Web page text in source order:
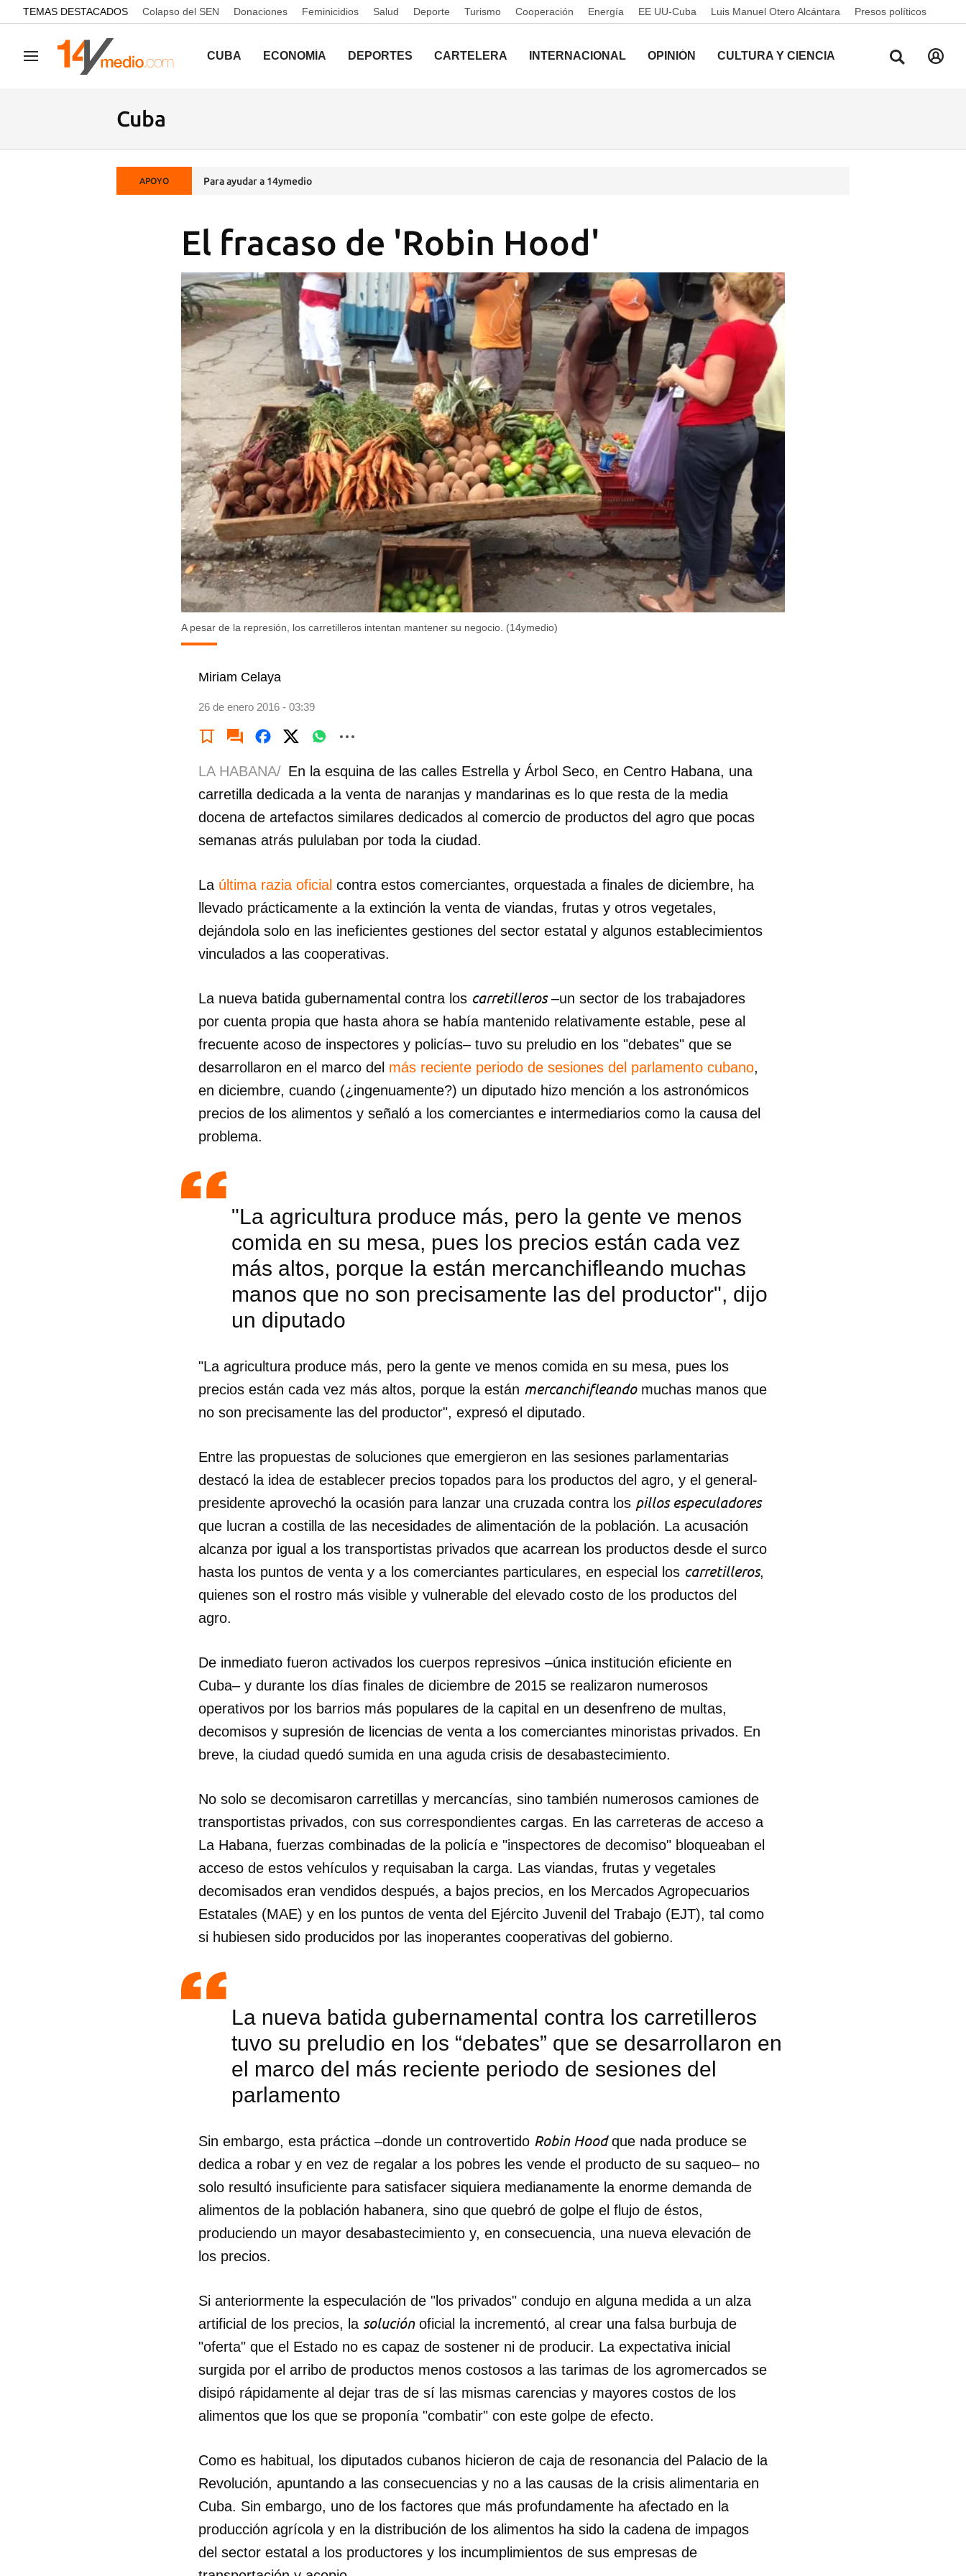
common.go-to-content
TEMAS DESTACADOS Colapso del SEN Donaciones Feminicidios Salud Deporte Turismo Cooperación Energía EE UU-Cuba Luis Manuel Otero Alcántara Presos políticos
Navegación CUBA ECONOMÍA DEPORTES CARTELERA INTERNACIONAL OPINIÓN CULTURA Y CIENCIA
Cuba
APOYO Para ayudar a 14ymedio
El fracaso de 'Robin Hood'
A pesar de la represión, los carretilleros intentan mantener su negocio. (14ymedio)
Miriam Celaya
26 de enero 2016 - 03:39
Guardar como favorito
Para poder guardar como favorito, primero has de iniciar sesión con tu
cuenta de 14ymedio.
LA HABANA/ En la esquina de las calles Estrella y Árbol Seco, en Centro Habana, una
carretilla dedicada a la venta de naranjas y mandarinas es lo que resta de la media
docena de artefactos similares dedicados al comercio de productos del agro que pocas
semanas atrás pululaban por toda la ciudad.
La última razia oficial contra estos comerciantes, orquestada a finales de diciembre, ha
llevado prácticamente a la extinción la venta de viandas, frutas y otros vegetales,
dejándola solo en las ineficientes gestiones del sector estatal y algunos establecimientos
vinculados a las cooperativas.
La nueva batida gubernamental contra los carretilleros–un sector de los trabajadores
por cuenta propia que hasta ahora se había mantenido relativamente estable, pese al
frecuente acoso de inspectores y policías– tuvo su preludio en los "debates" que se
desarrollaron en el marco del más reciente periodo de sesiones del parlamento cubano,
en diciembre, cuando (¿ingenuamente?) un diputado hizo mención a los astronómicos
precios de los alimentos y señaló a los comerciantes e intermediarios como la causa del
problema.
"La agricultura produce más, pero la gente ve menos
comida en su mesa, pues los precios están cada vez
más altos, porque la están mercanchifleando muchas
manos que no son precisamente las del productor", dijo
un diputado
"La agricultura produce más, pero la gente ve menos comida en su mesa, pues los
precios están cada vez más altos, porque la están mercanchifleandomuchas manos que
no son precisamente las del productor", expresó el diputado.
Entre las propuestas de soluciones que emergieron en las sesiones parlamentarias
destacó la idea de establecer precios topados para los productos del agro, y el general-
presidente aprovechó la ocasión para lanzar una cruzada contra los pillos especuladores
que lucran a costilla de las necesidades de alimentación de la población. La acusación
alcanza por igual a los transportistas privados que acarrean los productos desde el surco
hasta los puntos de venta y a los comerciantes particulares, en especial los carretilleros,
quienes son el rostro más visible y vulnerable del elevado costo de los productos del
agro.
De inmediato fueron activados los cuerpos represivos –única institución eficiente en
Cuba– y durante los días finales de diciembre de 2015 se realizaron numerosos
operativos por los barrios más populares de la capital en un desenfreno de multas,
decomisos y supresión de licencias de venta a los comerciantes minoristas privados. En
breve, la ciudad quedó sumida en una aguda crisis de desabastecimiento.
No solo se decomisaron carretillas y mercancías, sino también numerosos camiones de
transportistas privados, con sus correspondientes cargas. En las carreteras de acceso a
La Habana, fuerzas combinadas de la policía e "inspectores de decomiso" bloqueaban el
acceso de estos vehículos y requisaban la carga. Las viandas, frutas y vegetales
decomisados eran vendidos después, a bajos precios, en los Mercados Agropecuarios
Estatales (MAE) y en los puntos de venta del Ejército Juvenil del Trabajo (EJT), tal como
si hubiesen sido producidos por las inoperantes cooperativas del gobierno.
La nueva batida gubernamental contra los carretilleros
tuvo su preludio en los “debates” que se desarrollaron en
el marco del más reciente periodo de sesiones del
parlamento
Sin embargo, esta práctica –donde un controvertido Robin Hoodque nada produce se
dedica a robar y en vez de regalar a los pobres les vende el producto de su saqueo– no
solo resultó insuficiente para satisfacer siquiera medianamente la enorme demanda de
alimentos de la población habanera, sino que quebró de golpe el flujo de éstos,
produciendo un mayor desabastecimiento y, en consecuencia, una nueva elevación de
los precios.
Si anteriormente la especulación de "los privados" condujo en alguna medida a un alza
artificial de los precios, la soluciónoficial la incrementó, al crear una falsa burbuja de
"oferta" que el Estado no es capaz de sostener ni de producir. La expectativa inicial
surgida por el arribo de productos menos costosos a las tarimas de los agromercados se
disipó rápidamente al dejar tras de sí las mismas carencias y mayores costos de los
alimentos que los que se proponía "combatir" con este golpe de efecto.
Como es habitual, los diputados cubanos hicieron de caja de resonancia del Palacio de la
Revolución, apuntando a las consecuencias y no a las causas de la crisis alimentaria en
Cuba. Sin embargo, uno de los factores que más profundamente ha afectado en la
producción agrícola y en la distribución de los alimentos ha sido la cadena de impagos
del sector estatal a los productores y los incumplimientos de sus empresas de